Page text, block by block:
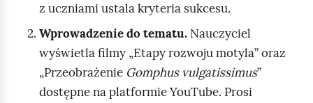
z uczniami ustala kryteria sukcesu.
Wprowadzenie do tematu. Nauczyciel
wyświetla filmy „Etapy rozwoju motyla” oraz
„Przeobrażenie Gomphus vulgatissimus”
dostępne na platformie YouTube. Prosi